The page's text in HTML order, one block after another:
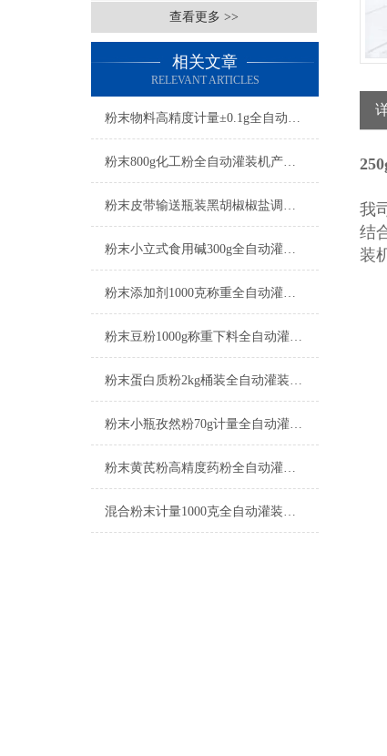
查看更多 >>
相关文章
RELEVANT ARTICLES
粉末物料高精度计量±0.1g全自动灌装机特点
粉末800g化工粉全自动灌装机产品简介
粉末皮带输送瓶装黑胡椒椒盐调料全自动灌装机简介
粉末小立式食用碱300g全自动灌装机简介
粉末添加剂1000克称重全自动灌装机简介
粉末豆粉1000g称重下料全自动灌装机简介
粉末蛋白质粉2kg桶装全自动灌装机产品简介
粉末小瓶孜然粉70g计量全自动灌装机简介
粉末黄芪粉高精度药粉全自动灌装机简介
混合粉末计量1000克全自动灌装机简介
我
结
装